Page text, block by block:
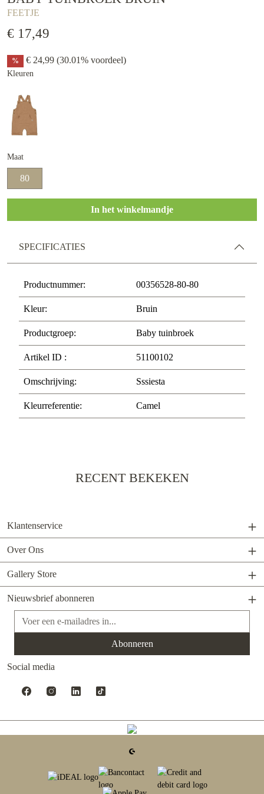
FEETJE
€ 17,49
% € 24,99 (30.01% voordeel)
Kleuren
Maat
80
In het winkelmandje
SPECIFICATIES
Productnummer: 00356528-80-80
Kleur: Bruin
Productgroep: Baby tuinbroek
Artikel ID : 51100102
Omschrijving: Sssiesta
Kleurreferentie: Camel
RECENT BEKEKEN
Klantenservice
Over Ons
Gallery Store
Nieuwsbrief abonneren
E-mailadres*
Abonneren
Social media